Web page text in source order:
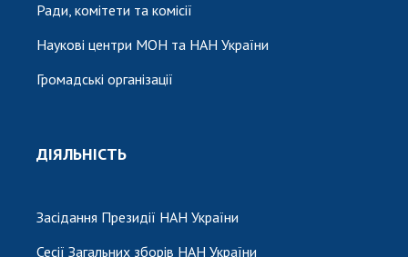
Ради, комітети та комісії
Наукові центри МОН та НАН України
Громадські організації
ДІЯЛЬНІСТЬ
Засідання Президії НАН України
Сесії Загальних зборів НАН України